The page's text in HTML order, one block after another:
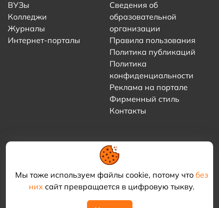
Мы тоже используем файлы cookie, потому что без
нихсайт превращается в цифровую тыкву.
ВУЗы
Колледжи
Журналы
Интернет-порталы
Сведения об
образовательной
организации
Правила пользования
Политика публикаций
Политика
конфиденциальности
Реклама на портале
Фирменный стиль
Контакты
© 2021–2026 «Академия КриоФрост»